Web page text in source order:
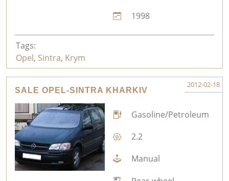
1998
Tags:
Opel, Sintra, Krym
SALE OPEL-SINTRA KHARKIV
2012-02-18
Gasoline/Petroleum
2.2
Manual